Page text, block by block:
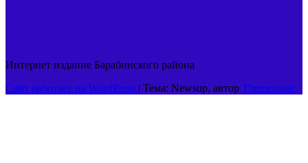
Интернет издание Барабинского района
Сайт работает на WordPress | Тема: Newsup, автор Themeansar